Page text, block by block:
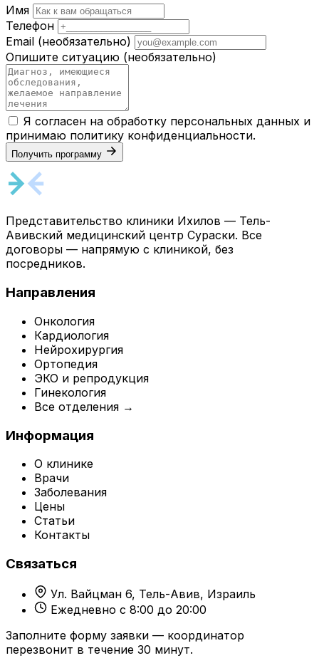
Имя
Телефон
Email (необязательно)
Опишите ситуацию (необязательно)
Я согласен на обработку персональных данных и
принимаю политику конфиденциальности.
Получить программу
Представительство клиники Ихилов — Тель-
Авивский медицинский центр Сураски. Все
договоры — напрямую с клиникой, без
посредников.
Направления
Онкология
Кардиология
Нейрохирургия
Ортопедия
ЭКО и репродукция
Гинекология
Все отделения →
Информация
О клинике
Врачи
Заболевания
Цены
Статьи
Контакты
Связаться
Ул. Вайцман 6, Тель-Авив, Израиль
Ежедневно с 8:00 до 20:00
Заполните форму заявки — координатор
перезвонит в течение 30 минут.